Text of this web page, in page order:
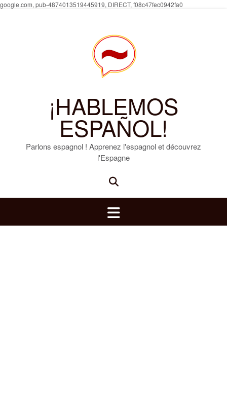
google.com, pub-4874013519445919, DIRECT, f08c47fec0942fa0
¡HABLEMOS
ESPAÑOL!
Parlons espagnol ! Apprenez l'espagnol et découvrez
l'Espagne